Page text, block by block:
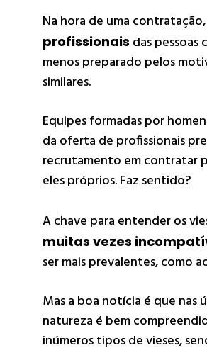
Na hora de uma
profissionais das
menos preparado pelos
similares.
Equipes formadas por
da oferta de profissionais
recrutamento em contratar
eles próprios. Faz sentido?
A chave para entender os
muitas vezes
ser mais prevalentes, como
Mas a boa notícia é que nas
natureza é bem
inúmeros tipos de vieses,